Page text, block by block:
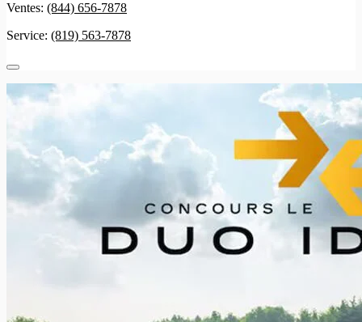
Ventes: (844) 656-7878
Service: (819) 563-7878